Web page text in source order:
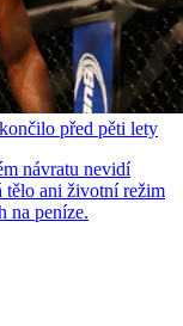
před pěti lety
návratu nevidí
tělo ani životní režim
na peníze.